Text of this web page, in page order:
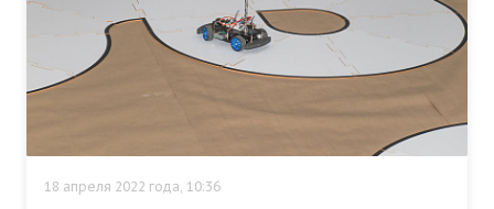
18 апреля 2022 года, 10:36